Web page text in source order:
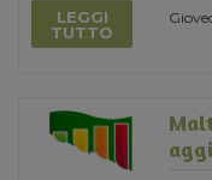
LEGGI
TUTTO